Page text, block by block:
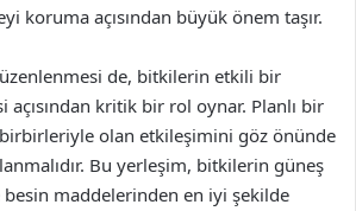
koruma açısından büyük önem taşır.
de, bitkilerin etkili bir
kritik bir rol oynar. Planlı bir
olan etkileşimini göz önünde
Bu yerleşim, bitkilerin güneş
besin maddelerinden en iyi şekilde